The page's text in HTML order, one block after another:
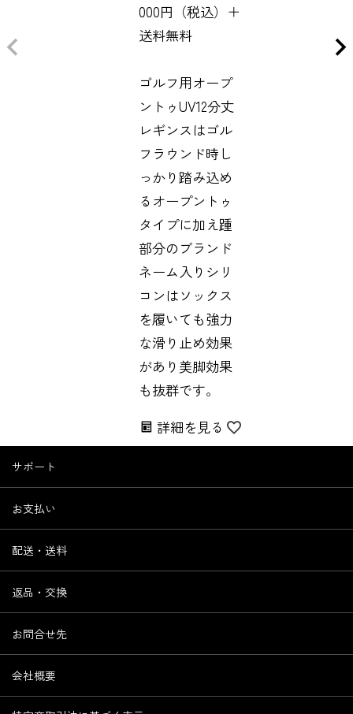
000円（税込）＋
送料無料
ゴルフ用オープ
ントゥUV12分丈
レギンスはゴル
フラウンド時し
っかり踏み込め
るオープントゥ
タイプに加え踵
部分のブランド
ネーム入りシリ
コンはソックス
を履いても強力
な滑り止め効果
があり美脚効果
も抜群です。
詳細を見る
サポート
お支払い
配送・送料
返品・交換
お問合せ先
会社概要